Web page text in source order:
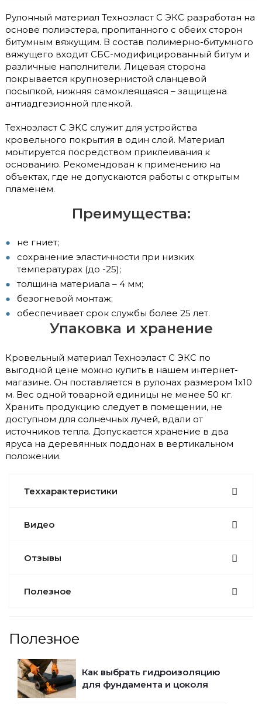
Рулонный материал Техноэласт С ЭКС разработан на
основе полиэстера, пропитанного с обеих сторон
битумным вяжущим. В состав полимерно-битумного
вяжущего входит СБС-модифицированный битум и
различные наполнители. Лицевая сторона
покрывается крупнозернистой сланцевой
посыпкой, нижняя самоклеящаяся – защищена
антиадгезионной пленкой.
Техноэласт С ЭКС служит для устройства
кровельного покрытия в один слой. Материал
монтируется посредством приклеивания к
основанию. Рекомендован к применению на
объектах, где не допускаются работы с открытым
пламенем.
Преимущества:
не гниет;
сохранение эластичности при низких
температурах (до -25);
толщина материала – 4 мм;
безогневой монтаж;
обеспечивает срок службы более 25 лет.
Упаковка и хранение
Кровельный материал Техноэласт С ЭКС по
выгодной цене можно купить в нашем интернет-
магазине. Он поставляется в рулонах размером 1х10
м. Вес одной товарной единицы не менее 50 кг.
Хранить продукцию следует в помещении, не
доступном для солнечных лучей, вдали от
источников тепла. Допускается хранение в два
яруса на деревянных поддонах в вертикальном
положении.
Теххарактеристики
Видео
Отзывы
Полезное
Полезное
Как выбрать гидроизоляцию
для фундамента и цоколя